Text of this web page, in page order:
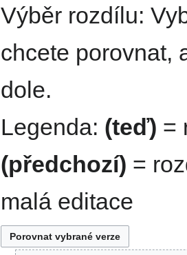
Výběr rozdílu:
chcete porovnat,
dole.
Legenda: (teď) =
(předchozí) =
malá editace